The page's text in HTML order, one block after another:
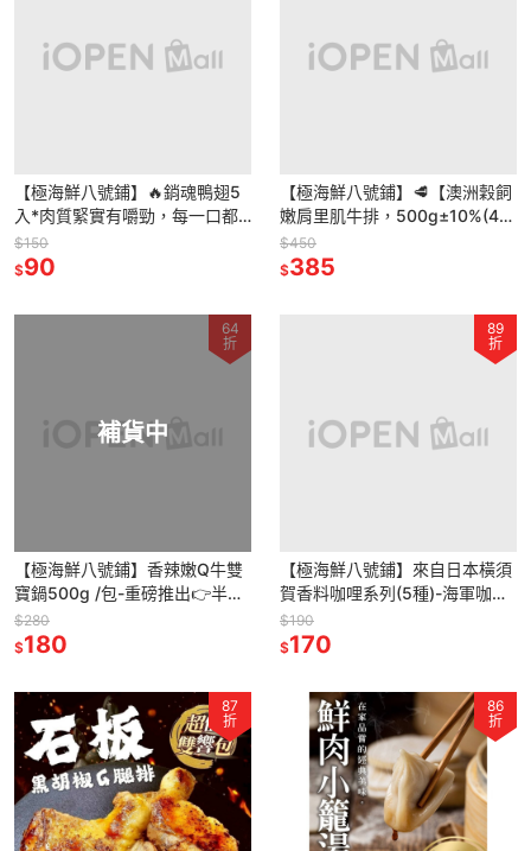
【極海鮮八號鋪】🔥銷魂鴨翅5
入*肉質緊實有嚼勁，每一口都
充滿香氣和層次
$150
$90
【極海鮮八號鋪】🥩【澳洲穀飼
嫩肩里肌牛排，500g±10%(4–
6片)，精瘦低脂、嫩口多汁，平
價就能享受精品牛排！
$450
$385
補貨中
64
折
【極海鮮八號鋪】香辣嫩Q牛雙
寶鍋500g /包-重磅推出👉半筋
半肉牛肉爐，加熱就開動！
$280
$180
89
折
【極海鮮八號鋪】來自日本橫須
賀香料咖哩系列(5種)-海軍咖哩
(2種)，5分鐘快速上菜，即可品
嘗美味，肉肉份量十足。
$190
$170
87
折
86
折